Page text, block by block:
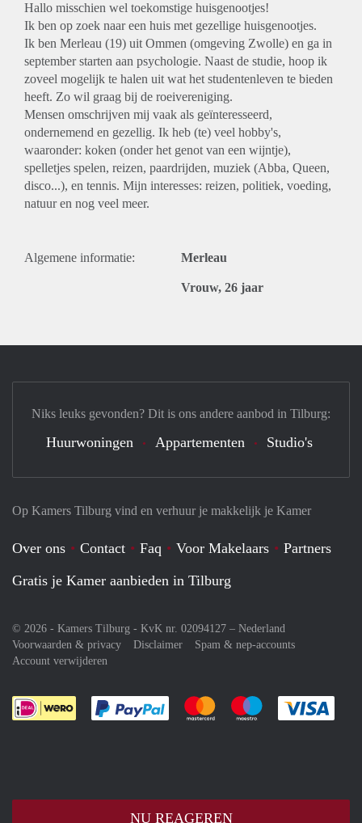
Hallo misschien wel toekomstige huisgenootjes!
Ik ben op zoek naar een huis met gezellige huisgenootjes.
Ik ben Merleau (19) uit Ommen (omgeving Zwolle) en ga in
september starten aan psychologie. Naast de studie, hoop ik
zoveel mogelijk te halen uit wat het studentenleven te bieden
heeft. Zo wil graag bij de roeivereniging.
Mensen omschrijven mij vaak als geïnteresseerd,
ondernemend en gezellig. Ik heb (te) veel hobby's,
waaronder: koken (onder het genot van een wijntje),
spelletjes spelen, reizen, paardrijden, muziek (Abba, Queen,
disco...), en tennis. Mijn interesses: reizen, politiek, voeding,
natuur en nog veel meer.
Algemene informatie: Merleau
Vrouw, 26 jaar
NU REAGEREN
Op Kamers Tilburg vind en verhuur je makkelijk je Kamer
Over ons Contact Faq Voor Makelaars
Partners
Gratis je Kamer aanbieden in Tilburg
© 2026 - Kamers Tilburg - KvK nr. 02094127 – Nederland
Voorwaarden & privacy
Disclaimer
Spam & nep-accounts
Account verwijderen
Je rekent gemakkelijk af met Paypal
Je rekent gemakkelijk af met
Je rekent
Niks leuks gevonden? Dit is ons andere aanbod in Tilburg:
Huurwoningen Appartementen Studio's